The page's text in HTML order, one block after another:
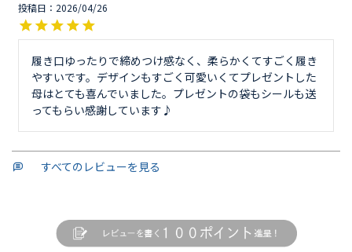
投稿日 2026/04/26
履き口ゆったりで締めつけ感なく、柔らかくてすごく履き
やすいです。デザインもすごく可愛いくてプレゼントした
母はとても喜んでいました。プレゼントの袋もシールも送
ってもらい感謝しています♪
すべてのレビューを見る